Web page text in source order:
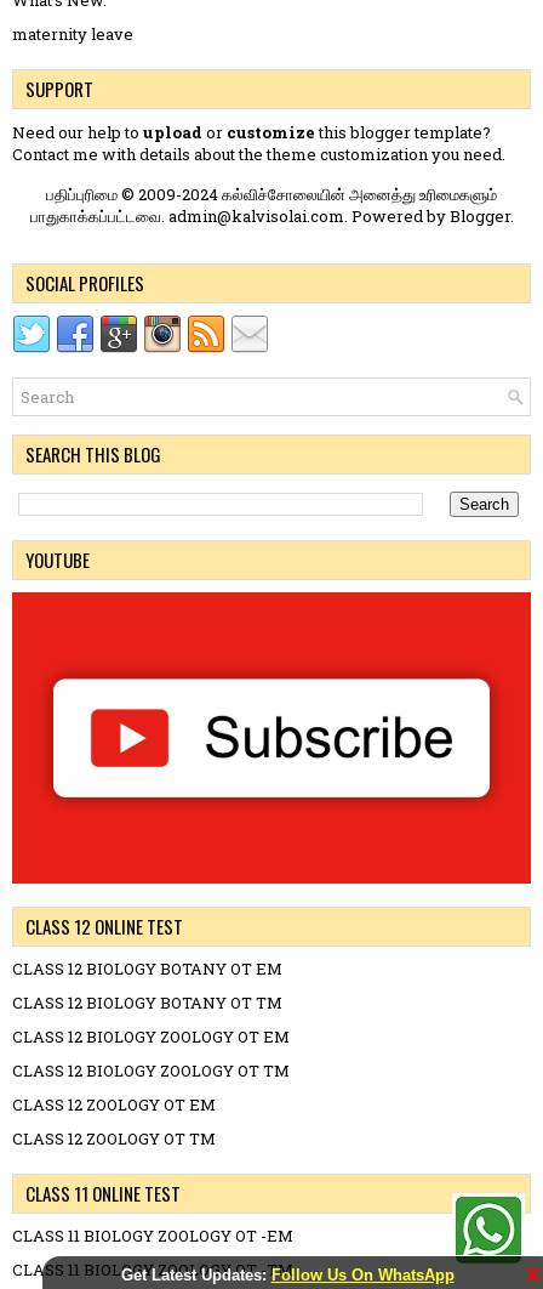
Get Latest Updates:Follow Us On WhatsApp X
maternity leave
SUPPORT
Need our help to upload or customizethis blogger template?
Contact me with details about the theme customization you need.
பதிப்புரிமை © 2009-2024 கல்விச்சோலையின் அனைத்து உரிமைகளும்
பாதுகாக்கப்பட்டவை. admin@kalvisolai.com. Powered byBlogger.
SOCIAL PROFILES
SEARCH THIS BLOG
YOUTUBE
CLASS 12 ONLINE TEST
CLASS 12 BIOLOGY BOTANY OT EM
CLASS 12 BIOLOGY BOTANY OT TM
CLASS 12 BIOLOGY ZOOLOGY OT EM
CLASS 12 BIOLOGY ZOOLOGY OT TM
CLASS 12 ZOOLOGY OT EM
CLASS 12 ZOOLOGY OT TM
CLASS 11 ONLINE TEST
CLASS 11 BIOLOGY ZOOLOGY OT -EM
CLASS 11 BIOLOGY ZOOLOGY OT -TM